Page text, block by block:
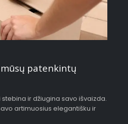
patenkintų
ir džiugina savo išvaizda.
artimuosius elegantišku ir